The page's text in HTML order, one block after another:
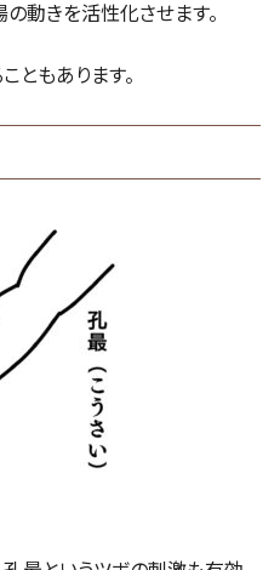
動きを活性化させます。
ともあります。